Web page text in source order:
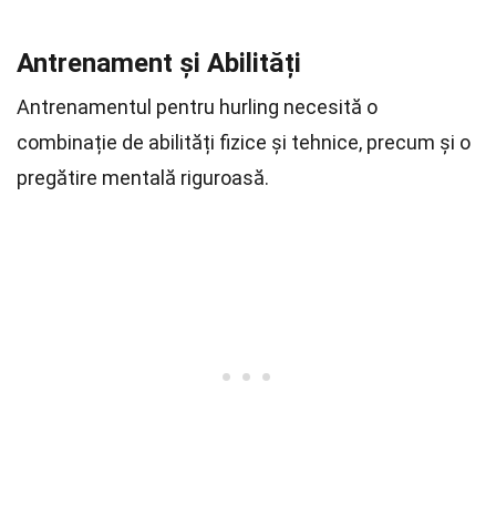
Antrenament și Abilități
Antrenamentul pentru hurling necesită o
combinație de abilități fizice și tehnice, precum și o
pregătire mentală riguroasă.